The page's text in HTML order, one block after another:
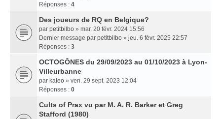
Réponses : 4
Des joueurs de RQ en Belgique?
par petitbilbo » mar. 20 févr. 2024 15:56
Dernier message par petitbilbo » jeu. 6 févr. 2025 22:57
Réponses : 3
OCTOGÔNES du 29/09/2023 au 01/10/2023 à Lyon-
Villeurbanne
par kaleo » ven. 29 sept. 2023 12:04
Réponses : 0
Cults of Prax vu par M. A. R. Barker et Greg
Stafford (1980)